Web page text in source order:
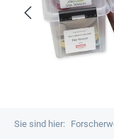
Sie sind hier: